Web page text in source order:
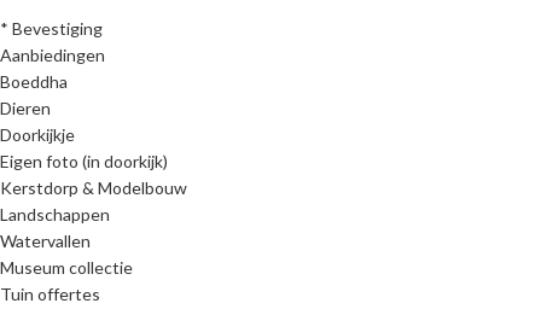
* Bevestiging
Aanbiedingen
Boeddha
Dieren
Doorkijkje
Eigen foto (in doorkijk)
Kerstdorp & Modelbouw
Landschappen
Watervallen
Museum collectie
Tuin offertes